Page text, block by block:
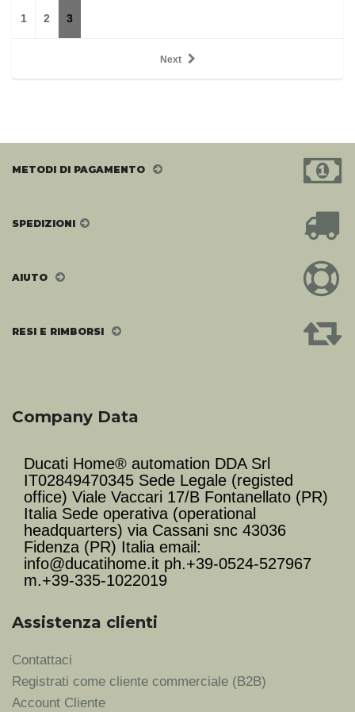
1 2 3
Next
METODI DI PAGAMENTO
SPEDIZIONI
AIUTO
RESI E RIMBORSI
Company Data
Ducati Home® automation DDA Srl
IT02849470345 Sede Legale (registed
office) Viale Vaccari 17/B Fontanellato (PR)
Italia Sede operativa (operational
headquarters) via Cassani snc 43036
Fidenza (PR) Italia email:
info@ducatihome.it ph.+39-0524-527967
m.+39-335-1022019
Assistenza clienti
Contattaci
Registrati come cliente commerciale (B2B)
Account Cliente